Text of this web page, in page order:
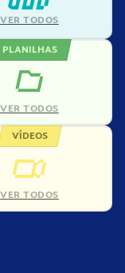
VER TODOS
PLANILHAS
VER TODOS
VÍDEOS
VER TODOS